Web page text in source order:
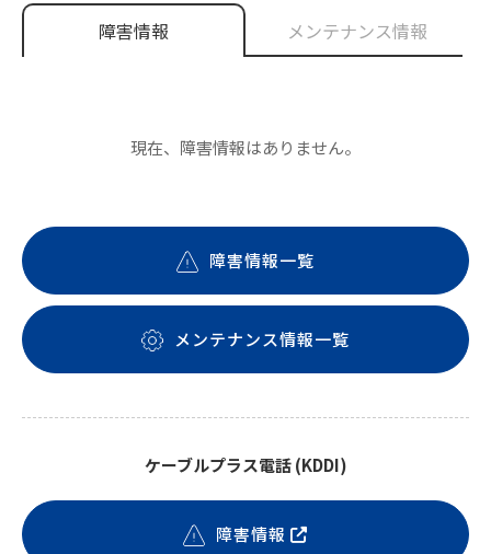
障害情報 メンテナンス情報
現在、障害情報はありません。
障害情報一覧
メンテナンス情報一覧
ケーブルプラス電話 (KDDI)
障害情報